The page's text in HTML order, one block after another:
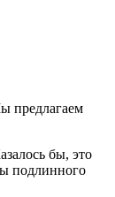
предлагаем
бы, это
подлинного